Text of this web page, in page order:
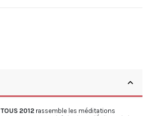
2012 rassemble les méditations